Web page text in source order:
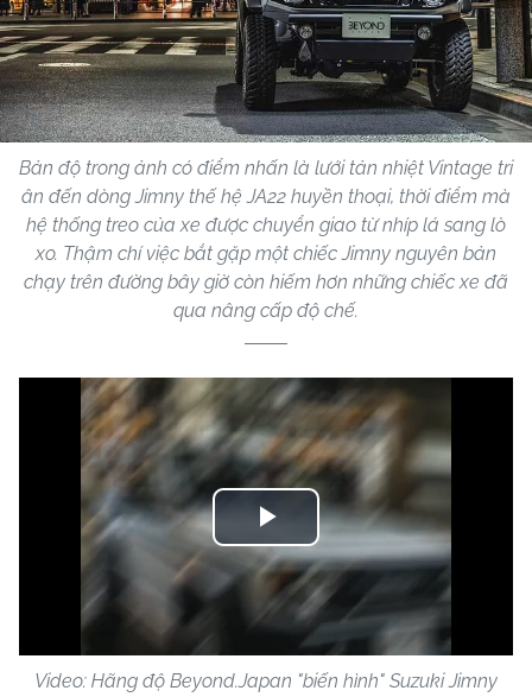
Bản độ trong ảnh có điểm nhấn là lưới tản nhiệt Vintage tri
ân đến dòng Jimny thế hệ JA22 huyền thoại, thời điểm mà
hệ thống treo của xe được chuyển giao từ nhíp lá sang lò
xo. Thậm chí việc bắt gặp một chiếc Jimny nguyên bản
chạy trên đường bây giờ còn hiếm hơn những chiếc xe đã
qua nâng cấp độ chế.
Play
Video
Video: Hãng độ Beyond.Japan "biến hình" Suzuki Jimny